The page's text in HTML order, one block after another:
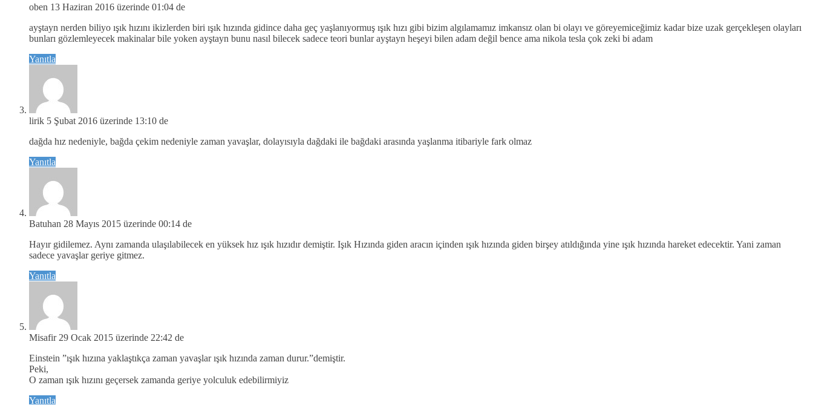
oben 13 Haziran 2016 üzerinde 01:04 de
ayştayn nerden biliyo ışık hızını ikizlerden biri ışık hızında gidince daha geç yaşlanıyormuş ışık hızı gibi bizim algılamamız imkansız olan bi olayı ve göreyemiceğimiz kadar bize uzak gerçekleşen olayları
bunları gözlemleyecek makinalar bile yoken ayştayn bunu nasıl bilecek sadece teori bunlar ayştayn heşeyi bilen adam değil bence ama nikola tesla çok zeki bi adam
Yanıtla
lirik 5 Şubat 2016 üzerinde 13:10 de
dağda hız nedeniyle, bağda çekim nedeniyle zaman yavaşlar, dolayısıyla dağdaki ile bağdaki arasında yaşlanma itibariyle fark olmaz
Yanıtla
Batuhan 28 Mayıs 2015 üzerinde 00:14 de
Hayır gidilemez. Aynı zamanda ulaşılabilecek en yüksek hız ışık hızıdır demiştir. Işık Hızında giden aracın içinden ışık hızında giden birşey atıldığında yine ışık hızında hareket edecektir. Yani zaman
sadece yavaşlar geriye gitmez.
Yanıtla
Misafir 29 Ocak 2015 üzerinde 22:42 de
Einstein ”ışık hızına yaklaştıkça zaman yavaşlar ışık hızında zaman durur.”demiştir.
Peki,
O zaman ışık hızını geçersek zamanda geriye yolculuk edebilirmiyiz
Yanıtla